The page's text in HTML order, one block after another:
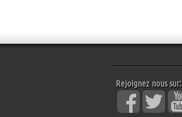
Rejoignez nous sur: